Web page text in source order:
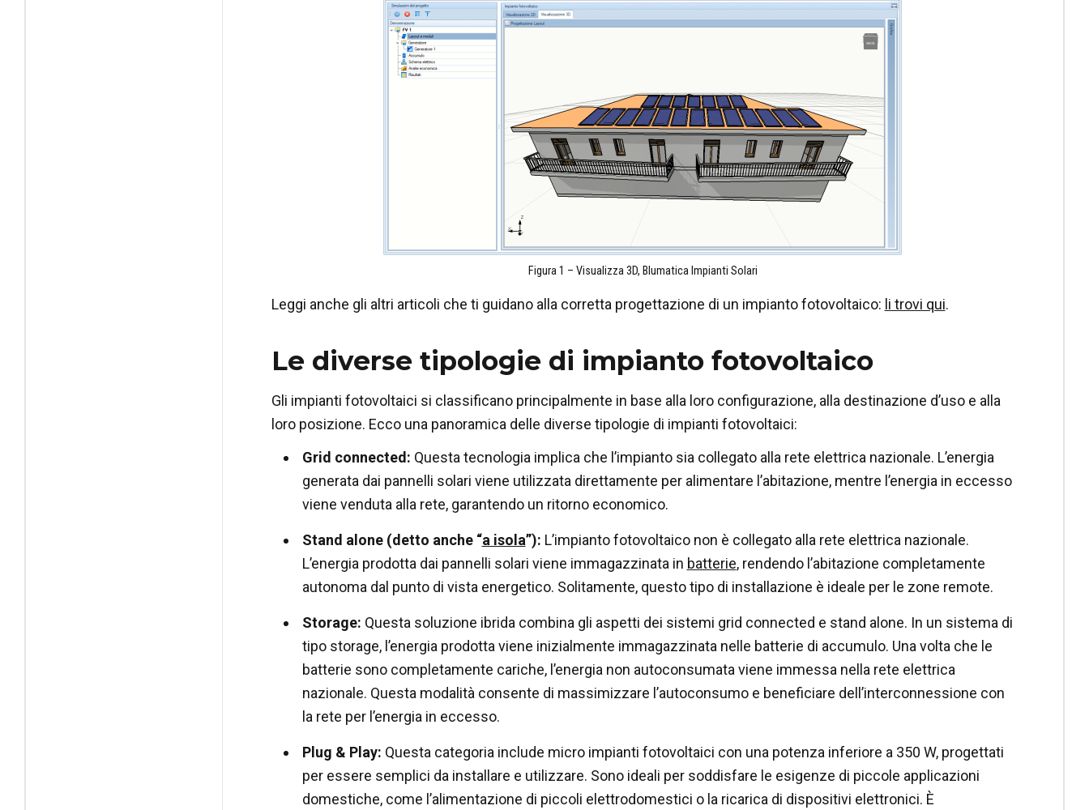
Figura 1 – Visualizza 3D, Blumatica Impianti Solari
Leggi anche gli altri articoli che ti guidano alla corretta progettazione di un impianto fotovoltaico: li trovi qui.
Le diverse tipologie di impianto fotovoltaico
Gli impianti fotovoltaici si classificano principalmente in base alla loro configurazione, alla destinazione d’uso e alla
loro posizione. Ecco una panoramica delle diverse tipologie di impianti fotovoltaici:
Grid connected: Questa tecnologia implica che l’impianto sia collegato alla rete elettrica nazionale. L’energia
generata dai pannelli solari viene utilizzata direttamente per alimentare l’abitazione, mentre l’energia in eccesso
viene venduta alla rete, garantendo un ritorno economico.
Stand alone (detto anche “a isola”): L’impianto fotovoltaico non è collegato alla rete elettrica nazionale.
L’energia prodotta dai pannelli solari viene immagazzinata in batterie, rendendo l’abitazione completamente
autonoma dal punto di vista energetico. Solitamente, questo tipo di installazione è ideale per le zone remote.
Storage: Questa soluzione ibrida combina gli aspetti dei sistemi grid connected e stand alone. In un sistema di
tipo storage, l’energia prodotta viene inizialmente immagazzinata nelle batterie di accumulo. Una volta che le
batterie sono completamente cariche, l’energia non autoconsumata viene immessa nella rete elettrica
nazionale. Questa modalità consente di massimizzare l’autoconsumo e beneficiare dell’interconnessione con
la rete per l’energia in eccesso.
Plug & Play: Questa categoria include micro impianti fotovoltaici con una potenza inferiore a 350 W, progettati
per essere semplici da installare e utilizzare. Sono ideali per soddisfare le esigenze di piccole applicazioni
domestiche, come l’alimentazione di piccoli elettrodomestici o la ricarica di dispositivi elettronici. È